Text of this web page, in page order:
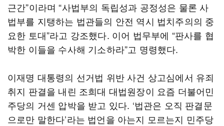
근간”이라며 “사법부의 독립성과 공정성은 물론 사
법부를 지탱하는 법관들의 안전 역시 법치주의의 중
요한 토대”라고 강조했다. 이어 법무부에 “판사를 협
박한 이들을 수사해 기소하라”고 명령했다.
이재명 대통령의 선거법 위반 사건 상고심에서 유죄
취지 판결을 내린 조희대 대법원장이 요즘 더불어민
주당의 거센 압박을 받고 있다. ‘법관은 오직 판결문
으로만 말한다’라는 법언을 아는지 모르는지 민주당